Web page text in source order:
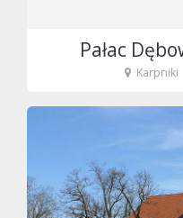
Pałac
Karpniki